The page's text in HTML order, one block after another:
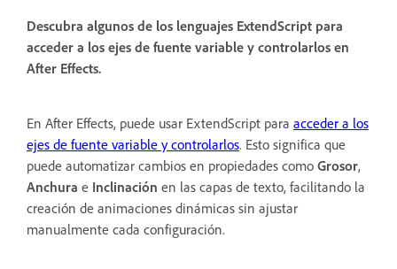
Descubra algunos de los lenguajes ExtendScript para
acceder a los ejes de fuente variable y controlarlos en
After Effects.
En After Effects, puede usar ExtendScript para acceder a los
ejes de fuente variable y controlarlos. Esto significa que
puede automatizar cambios en propiedades como Grosor,
Anchura e Inclinación en las capas de texto, facilitando la
creación de animaciones dinámicas sin ajustar
manualmente cada configuración.